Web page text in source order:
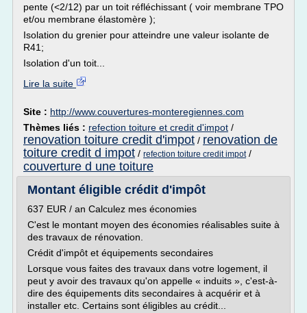
pente (<2/12) par un toit réfléchissant ( voir membrane TPO
et/ou membrane élastomère );
Isolation du grenier pour atteindre une valeur isolante de
R41;
Isolation d'un toit...
Lire la suite
Site : http://www.couvertures-monteregiennes.com
Thèmes liés : refection toiture et credit d'impot /
renovation toiture credit d'impot / renovation de
toiture credit d impot / refection toiture credit impot/
couverture d une toiture
Montant éligible crédit d'impôt
637 EUR / an Calculez mes économies
C'est le montant moyen des économies réalisables suite à
des travaux de rénovation.
Crédit d'impôt et équipements secondaires
Lorsque vous faites des travaux dans votre logement, il
peut y avoir des travaux qu'on appelle « induits », c'est-à-
dire des équipements dits secondaires à acquérir et à
installer etc. Certains sont éligibles au crédit...